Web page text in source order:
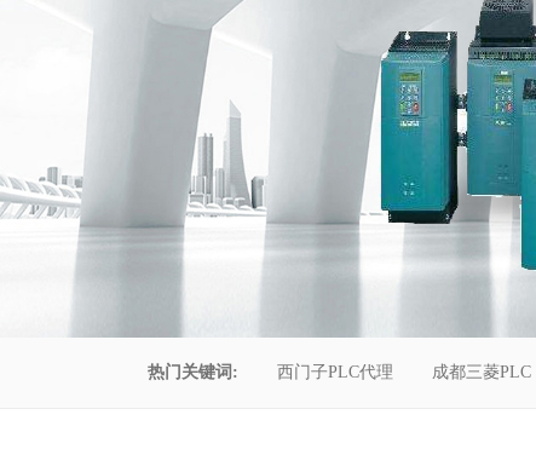
热门关键词: 西门子PLC代理 成都三菱PLC